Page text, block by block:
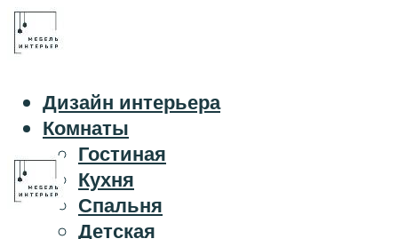
Дизайн интерьера
Комнаты
Гостиная
Кухня
Спальня
Детская